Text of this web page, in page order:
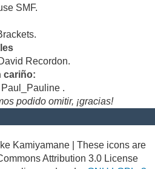
SMF.
Recordon.
cariño:
.
podido omitir, ¡gracias!
Kamiyamane | These icons are
Attribution 3.0 License